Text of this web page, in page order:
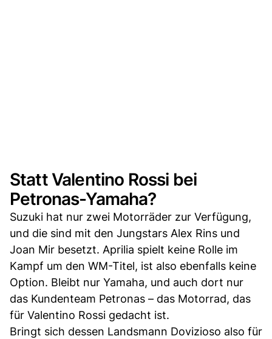
Statt Valentino Rossi bei
Petronas-Yamaha?
Suzuki hat nur zwei Motorräder zur Verfügung,
und die sind mit den Jungstars Alex Rins und
Joan Mir besetzt. Aprilia spielt keine Rolle im
Kampf um den WM-Titel, ist also ebenfalls keine
Option. Bleibt nur Yamaha, und auch dort nur
das Kundenteam Petronas – das Motorrad, das
für Valentino Rossi gedacht ist.
Bringt sich dessen Landsmann Dovizioso also für